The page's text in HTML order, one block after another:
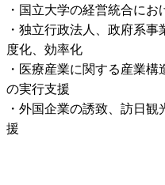
・国立大学の経営統合に
・独立行政法人、政府系
度化、効率化
・医療産業に関する産業
の実行支援
・外国企業の誘致、訪日
援